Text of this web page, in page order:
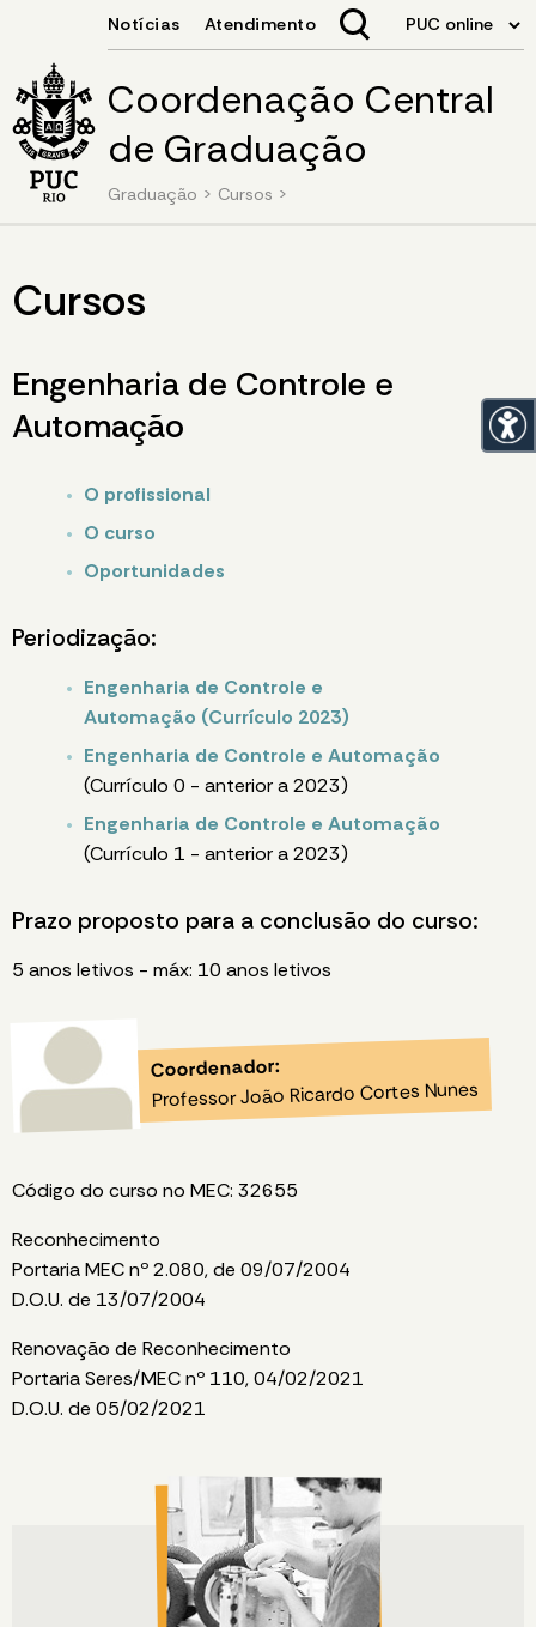
Coordenação Central
de Graduação
Graduação > Cursos >
Cursos
Engenharia de Controle e
Automação
O profissional
O curso
Oportunidades
Periodização:
Engenharia de Controle e
Automação (Currículo 2023)
Engenharia de Controle e Automação
(Currículo 0 - anterior a 2023)
Engenharia de Controle e Automação
(Currículo 1 - anterior a 2023)
Prazo proposto para a conclusão do curso:
5 anos letivos - máx: 10 anos letivos
Coordenador:
Professor João Ricardo Cortes Nunes
Código do curso no MEC: 32655
Reconhecimento
Portaria MEC nº 2.080, de 09/07/2004
D.O.U. de 13/07/2004
Renovação de Reconhecimento
Portaria Seres/MEC nº 110, 04/02/2021
D.O.U. de 05/02/2021